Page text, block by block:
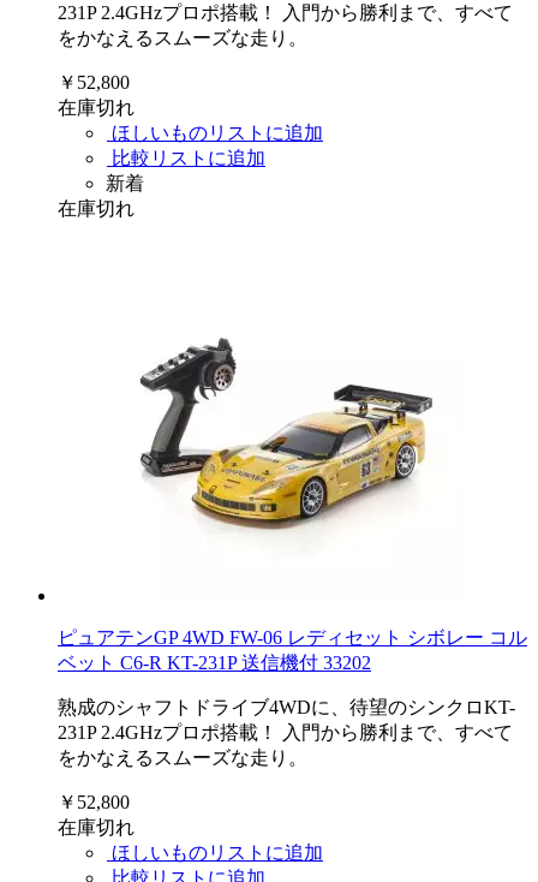
231P 2.4GHzプロポ搭載！ 入門から勝利まで、すべて
をかなえるスムーズな走り。
￥52,800
在庫切れ
ほしいものリストに追加
比較リストに追加
新着
在庫切れ
ピュアテンGP 4WD FW-06 レディセット シボレー コル
ベット C6-R KT-231P 送信機付 33202
熟成のシャフトドライブ4WDに、待望のシンクロKT-
231P 2.4GHzプロポ搭載！ 入門から勝利まで、すべて
をかなえるスムーズな走り。
￥52,800
在庫切れ
ほしいものリストに追加